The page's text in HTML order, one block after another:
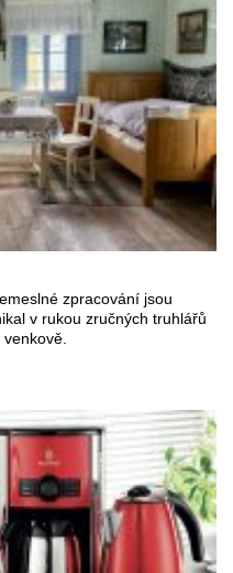
zpracování jsou
v rukou zručných truhlářů